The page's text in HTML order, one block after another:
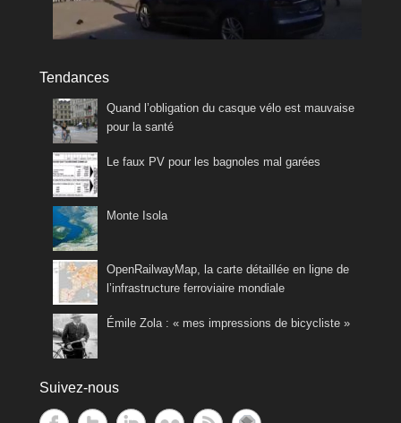
Tendances
Quand l’obligation du casque vélo est mauvaise
pour la santé
Le faux PV pour les bagnoles mal garées
Monte Isola
OpenRailwayMap, la carte détaillée en ligne de
l’infrastructure ferroviaire mondiale
Émile Zola : « mes impressions de bicycliste »
Suivez-nous